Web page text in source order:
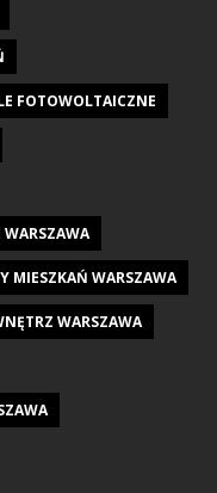
FOTOWOLTAICZNE
WARSZAWA
MIESZKAŃ WARSZAWA
WARSZAWA